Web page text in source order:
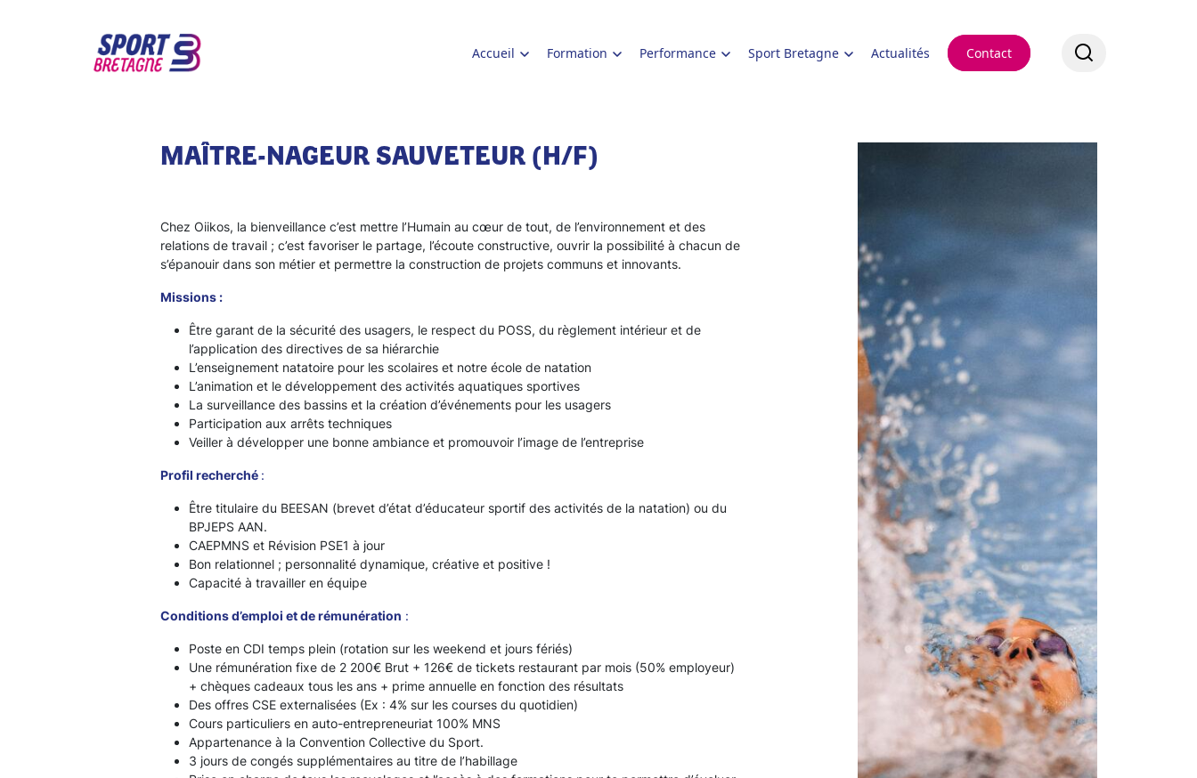
Accueil Formation Performance Sport Bretagne Actualités Contact
MAÎTRE-NAGEUR SAUVETEUR (H/F)
Chez Oiikos, la bienveillance c’est mettre l’Humain au cœur de tout, de l’environnement et des
relations de travail ; c’est favoriser le partage, l’écoute constructive, ouvrir la possibilité à chacun de
s’épanouir dans son métier et permettre la construction de projets communs et innovants.
Missions :
Être garant de la sécurité des usagers, le respect du POSS, du règlement intérieur et de
l’application des directives de sa hiérarchie
L’enseignement natatoire pour les scolaires et notre école de natation
L’animation et le développement des activités aquatiques sportives
La surveillance des bassins et la création d’événements pour les usagers
Participation aux arrêts techniques
Veiller à développer une bonne ambiance et promouvoir l’image de l’entreprise
Profil recherché :
Être titulaire du BEESAN (brevet d’état d’éducateur sportif des activités de la natation) ou du
BPJEPS AAN.
CAEPMNS et Révision PSE1 à jour
Bon relationnel ; personnalité dynamique, créative et positive !
Capacité à travailler en équipe
Conditions d’emploi et de rémunération :
Poste en CDI temps plein (rotation sur les weekend et jours fériés)
Une rémunération fixe de 2 200€ Brut + 126€ de tickets restaurant par mois (50% employeur)
+ chèques cadeaux tous les ans + prime annuelle en fonction des résultats
Des offres CSE externalisées (Ex : 4% sur les courses du quotidien)
Cours particuliers en auto-entrepreneuriat 100% MNS
Appartenance à la Convention Collective du Sport.
3 jours de congés supplémentaires au titre de l’habillage